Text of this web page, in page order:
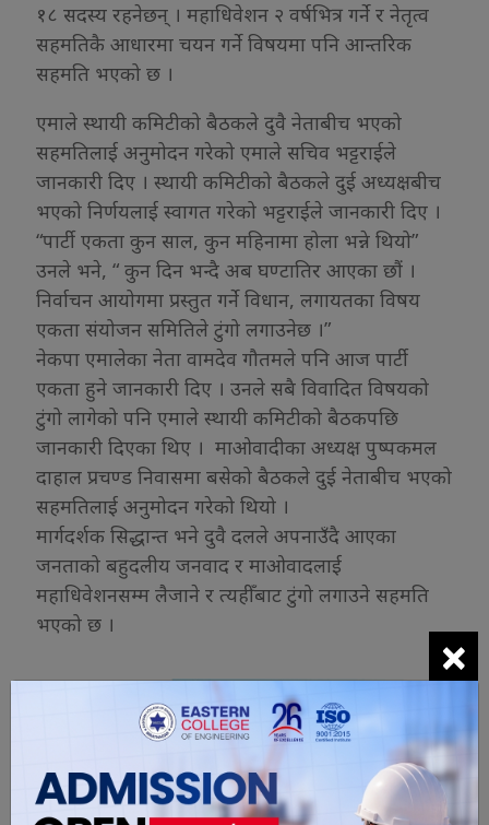
१८ सदस्य रहनेछन् । महाधिवेशन २ वर्षभित्र गर्ने र नेतृत्व
सहमतिकै आधारमा चयन गर्ने विषयमा पनि आन्तरिक
सहमति भएको छ ।
एमाले स्थायी कमिटीको बैठकले दुवै नेताबीच भएको
सहमतिलाई अनुमोदन गरेको एमाले सचिव भट्टराईले
जानकारी दिए । स्थायी कमिटीको बैठकले दुई अध्यक्षबीच
भएको निर्णयलाई स्वागत गरेको भट्टराईले जानकारी दिए ।
“पार्टी एकता कुन साल, कुन महिनामा होला भन्ने थियो”
उनले भने, “ कुन दिन भन्दै अब घण्टातिर आएका छौं ।
निर्वाचन आयोगमा प्रस्तुत गर्ने विधान, लगायतका विषय
एकता संयोजन समितिले टुंगो लगाउनेछ ।”
नेकपा एमालेका नेता वामदेव गौतमले पनि आज पार्टी
एकता हुने जानकारी दिए । उनले सबै विवादित विषयको
टुंगो लागेको पनि एमाले स्थायी कमिटीको बैठकपछि
जानकारी दिएका थिए । माओवादीका अध्यक्ष पुष्पकमल
दाहाल प्रचण्ड निवासमा बसेको बैठकले दुई नेताबीच भएको
सहमतिलाई अनुमोदन गरेको थियो ।
मार्गदर्शक सिद्धान्त भने दुवै दलले अपनाउँदै आएका
जनताको बहुदलीय जनवाद र माओवादलाई
महाधिवेशनसम्म लैजाने र त्यहीँबाट टुंगो लगाउने सहमति
भएको छ ।
यो खबर पढेर तपाईलाई कस्तो महसुस
भयो ?
×